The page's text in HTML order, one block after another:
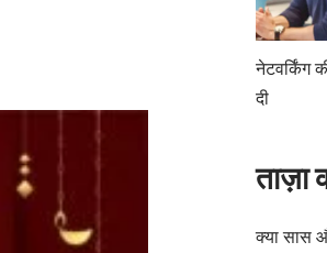
नेटवर्किंग
दी
क्या सास